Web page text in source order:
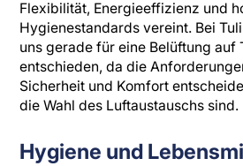
Flexibilität, Energieeffizienz und
Hygienestandards vereint. Bei
uns gerade für eine Belüftung auf
entschieden, da die
Sicherheit und Komfort
die Wahl des Luftaustauschs sind.
Hygiene und